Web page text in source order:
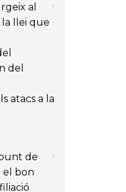
al
llei que
del
atacs a la
de
el bon